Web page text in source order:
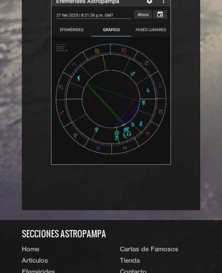
SECCIONES ASTROPAMPA
Home
Artículos
Cartas de Famosos
Tienda